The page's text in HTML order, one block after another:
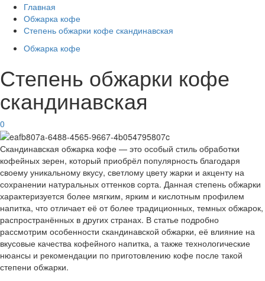
Главная
Обжарка кофе
Степень обжарки кофе скандинавская
Обжарка кофе
Степень обжарки кофе
скандинавская
0
Скандинавская обжарка кофе — это особый стиль обработки
кофейных зерен, который приобрёл популярность благодаря
своему уникальному вкусу, светлому цвету жарки и акценту на
сохранении натуральных оттенков сорта. Данная степень обжарки
характеризуется более мягким, ярким и кислотным профилем
напитка, что отличает её от более традиционных, темных обжарок,
распространённых в других странах. В статье подробно
рассмотрим особенности скандинавской обжарки, её влияние на
вкусовые качества кофейного напитка, а также технологические
нюансы и рекомендации по приготовлению кофе после такой
степени обжарки.